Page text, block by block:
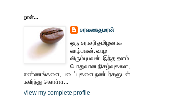
நான்...
சரவணகுமரன்
ஒரு சராசரி தமிழனாக
வாழ்பவன். வாழ
விரும்புபவன். இந்த தளம்
பொதுவான நிகழ்வுகளை,
எண்ணங்களை, படைப்புகளை நண்பர்களுடன்
பகிர்ந்து கொள்ள...
View my complete profile